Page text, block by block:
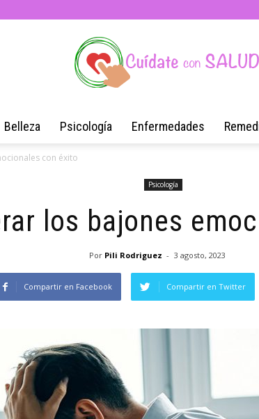
de
y
Belleza Psicología Enfermedades
con éxito
Psicología
los bajones
Por Pili Rodriguez - 3 agosto, 2023
Compartir en Facebook Compartir en Twitter